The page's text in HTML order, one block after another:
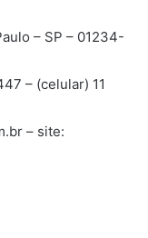
– SP – 01234-
– (celular) 11
– site: